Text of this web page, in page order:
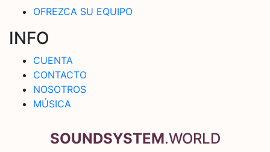
OFREZCA SU EQUIPO
INFO
CUENTA
CONTACTO
NOSOTROS
MÚSICA
SOUNDSYSTEM.WORLD